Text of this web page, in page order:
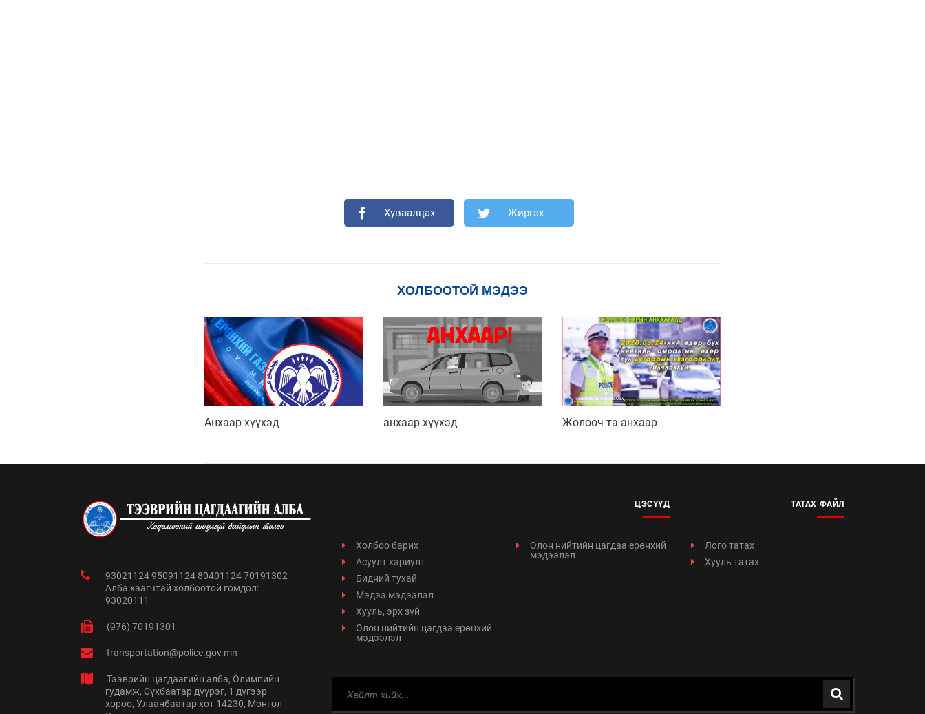
Хуваалцах Жиргэх
ХОЛБООТОЙ МЭДЭЭ
Анхаар хүүхэд анхаар хүүхэд Жолооч та анхаар
93021124 95091124 80401124 70191302
Алба хаагчтай холбоотой гомдол:
93020111
(976) 70191301
transportation@police.gov.mn
Тээврийн цагдаагийн алба, Олимпийн
гудамж, Сүхбаатар дүүрэг, 1 дүгээр
хороо, Улаанбаатар хот 14230, Монгол
ЦЭСҮҮД
Холбоо барих
Асуулт хариулт
Бидний тухай
Мэдээ мэдээлэл
Хууль, эрх зүй
Олон нийтийн цагдаа ерөнхий
мэдээлэл
Олон нийтийн цагдаа ерөнхий
мэдээлэл
ТАТАХ ФАЙЛ
Лого татах
Хууль татах